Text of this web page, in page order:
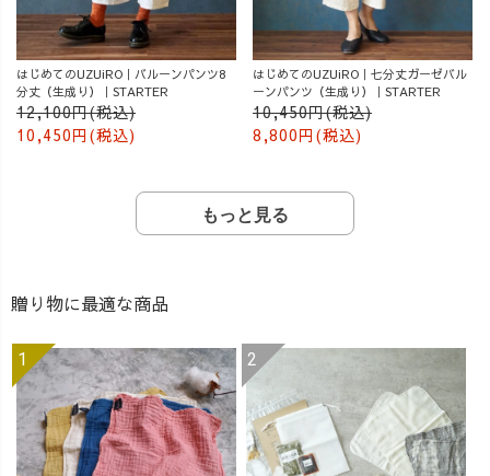
はじめてのUZUiRO｜バルーンパンツ8
分丈（生成り）｜STARTER
12,100円(税込)
10,450円(税込)
はじめてのUZUiRO｜七分丈ガーゼバル
ーンパンツ（生成り）｜STARTER
10,450円(税込)
8,800円(税込)
もっと見る
贈り物に最適な商品